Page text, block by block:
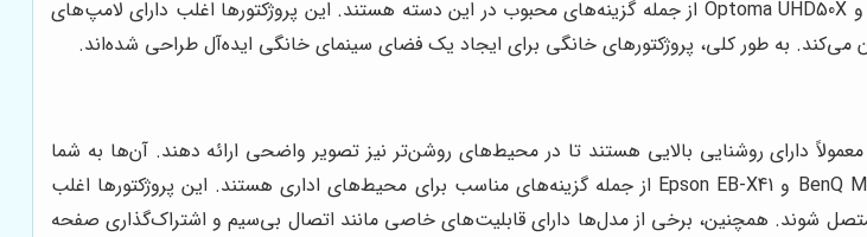
تجربه‌ای سینمایی را در خانه شما رقم می‌زنند. مدل‌هایی مانند Epson EH-TW7100 و Optoma UHD50X از جمله گزینه‌های محبوب در این دسته هستند. این پروژکتورها اغلب دارای لامپ‌های
به طور کلی، پروژکتورهای خانگی برای ایجاد یک فضای سینمای خانگی ایده‌آل طراحی شده‌اند.
دارای روشنایی بالایی هستند تا در محیط‌های روشن‌تر نیز تصویر واضحی ارائه دهند. آن‌ها به شما
کمک می‌کنند تا ارائه‌هایی جذاب و تاثیرگذار داشته باشید. مدل‌هایی مانند BenQ MW560 و Epson EB-X41 از جمله گزینه‌های مناسب برای محیط‌های اداری هستند. این پروژکتورها اغلب
شوند. همچنین، برخی از مدل‌ها دارای قابلیت‌های خاصی مانند اتصال بی‌سیم و اشتراک‌گذاری صفحه